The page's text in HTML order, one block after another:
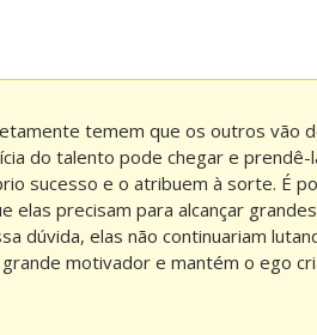
temem que os outros vão
do talento pode chegar e prendê-
sucesso e o atribuem à sorte. É
precisam para alcançar
dúvida, elas não continuariam
motivador e mantém o ego